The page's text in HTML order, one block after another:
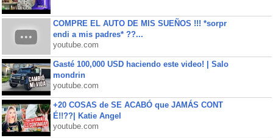
COMPRE EL AUTO DE MIS SUEÑOS !!! *sorpr
endi a mis padres* ??...
youtube.com
Gasté 100,000 USD haciendo este video! | Salo
mondrin
youtube.com
+20 COSAS de SE ACABÓ que JAMÁS CONT
É!!??| Katie Angel
youtube.com